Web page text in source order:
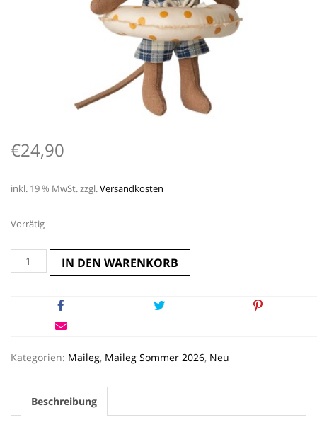
€24,90
inkl. 19 % MwSt.zzgl.Versandkosten
Vorrätig
Strandmaus
Kleiner
IN DEN WARENKORB
Kategorien: Maileg, Maileg Sommer 2026, Neu
Beschreibung